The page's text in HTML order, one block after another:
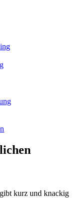
kurz und knackig